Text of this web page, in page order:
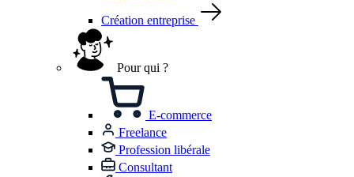
Création entreprise
Pour qui ?
E-commerce
Freelance
Profession libérale
Consultant